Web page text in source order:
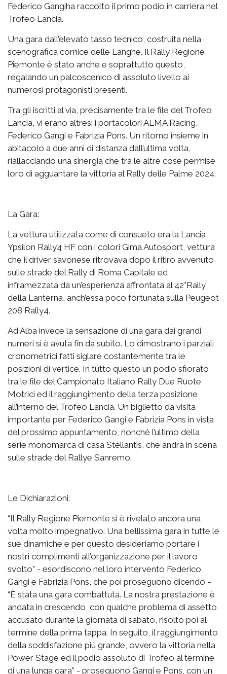
Federico Gangiha raccolto il primo podio in carriera nel
Trofeo Lancia.
Una gara dall’elevato tasso tecnico, costruita nella
scenografica cornice delle Langhe. Il Rally Regione
Piemonte è stato anche e soprattutto questo,
regalando un palcoscenico di assoluto livello ai
numerosi protagonisti presenti.
Tra gli iscritti al via, precisamente tra le file del Trofeo
Lancia, vi erano altresì i portacolori ALMA Racing,
Federico Gangi e Fabrizia Pons. Un ritorno insieme in
abitacolo a due anni di distanza dall’ultima volta,
riallacciando una sinergia che tra le altre cose permise
loro di agguantare la vittoria al Rally delle Palme 2024.
La Gara:
La vettura utilizzata come di consueto era la Lancia
Ypsilon Rally4 HF con i colori Gima Autosport, vettura
che il driver savonese ritrovava dopo il ritiro avvenuto
sulle strade del Rally di Roma Capitale ed
inframezzata da un’esperienza affrontata al 42°Rally
della Lanterna, anch’essa poco fortunata sulla Peugeot
208 Rally4.
Ad Alba invece la sensazione di una gara dai grandi
numeri si è avuta fin da subito. Lo dimostrano i parziali
cronometrici fatti siglare costantemente tra le
posizioni di vertice. In tutto questo un podio sfiorato
tra le file del Campionato Italiano Rally Due Ruote
Motrici ed il raggiungimento della terza posizione
all’interno del Trofeo Lancia. Un biglietto da visita
importante per Federico Gangi e Fabrizia Pons in vista
del prossimo appuntamento, nonché l’ultimo della
serie monomarca di casa Stellantis, che andrà in scena
sulle strade del Rallye Sanremo.
Le Dichiarazioni:
“Il Rally Regione Piemonte si è rivelato ancora una
volta molto impegnativo. Una bellissima gara in tutte le
sue dinamiche e per questo desideriamo portare i
nostri complimenti all’organizzazione per il lavoro
svolto” - esordiscono nel loro intervento Federico
Gangi e Fabrizia Pons, che poi proseguono dicendo –
“È stata una gara combattuta. La nostra prestazione è
andata in crescendo, con qualche problema di assetto
accusato durante la giornata di sabato, risolto poi al
termine della prima tappa. In seguito, il raggiungimento
della soddisfazione più grande, ovvero la vittoria nella
Power Stage ed il podio assoluto di Trofeo al termine
di una lunga gara” - proseguono Gangi e Pons, con un